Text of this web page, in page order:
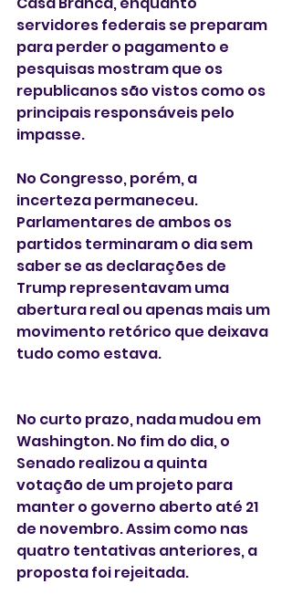
servidores federais se preparam
para perder o pagamento e
pesquisas mostram que os
republicanos são vistos como os
principais responsáveis pelo
impasse.
No Congresso, porém, a
incerteza permaneceu.
Parlamentares de ambos os
partidos terminaram o dia sem
saber se as declarações de
Trump representavam uma
abertura real ou apenas mais um
movimento retórico que deixava
tudo como estava.
No curto prazo, nada mudou em
Washington. No fim do dia, o
Senado realizou a quinta
votação de um projeto para
manter o governo aberto até 21
de novembro. Assim como nas
quatro tentativas anteriores, a
proposta foi rejeitada.